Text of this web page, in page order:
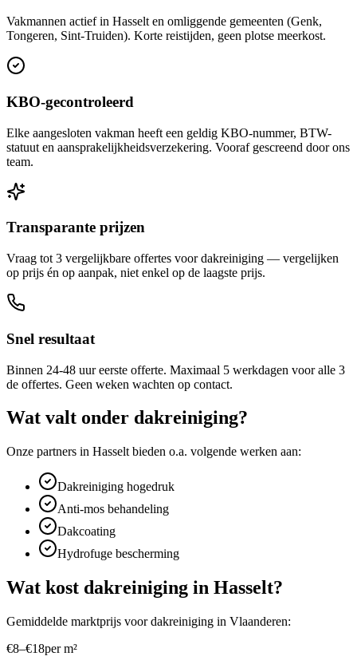
Vakmannen actief in Hasselt en omliggende gemeenten (Genk,
Tongeren, Sint-Truiden). Korte reistijden, geen plotse meerkost.
KBO-gecontroleerd
Elke aangesloten vakman heeft een geldig KBO-nummer, BTW-
statuut en aansprakelijkheidsverzekering. Vooraf gescreend door ons
team.
Transparante prijzen
Vraag tot 3 vergelijkbare offertes voor dakreiniging — vergelijken
op prijs én op aanpak, niet enkel op de laagste prijs.
Snel resultaat
Binnen 24-48 uur eerste offerte. Maximaal 5 werkdagen voor alle 3
de offertes. Geen weken wachten op contact.
Wat valt onder dakreiniging?
Onze partners in Hasselt bieden o.a. volgende werken aan:
Dakreiniging hogedruk
Anti-mos behandeling
Dakcoating
Hydrofuge bescherming
Wat kost dakreiniging in Hasselt?
Gemiddelde marktprijs voordakreiniging in Vlaanderen:
€8–€18perm²